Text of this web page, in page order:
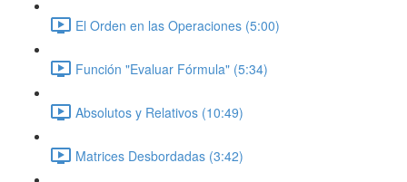
El Orden en las Operaciones (5:00)
Función "Evaluar Fórmula" (5:34)
Absolutos y Relativos (10:49)
Matrices Desbordadas (3:42)